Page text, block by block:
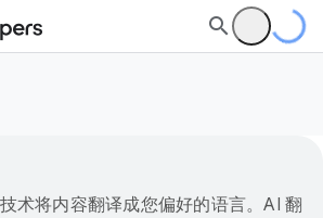
术将内容翻译成您偏好的语言。AI 翻